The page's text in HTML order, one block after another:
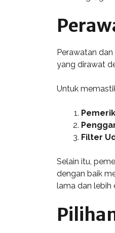
Perawatan
yang dirawat
Untuk
Filter
Selain itu,
dengan baik
lama dan lebih